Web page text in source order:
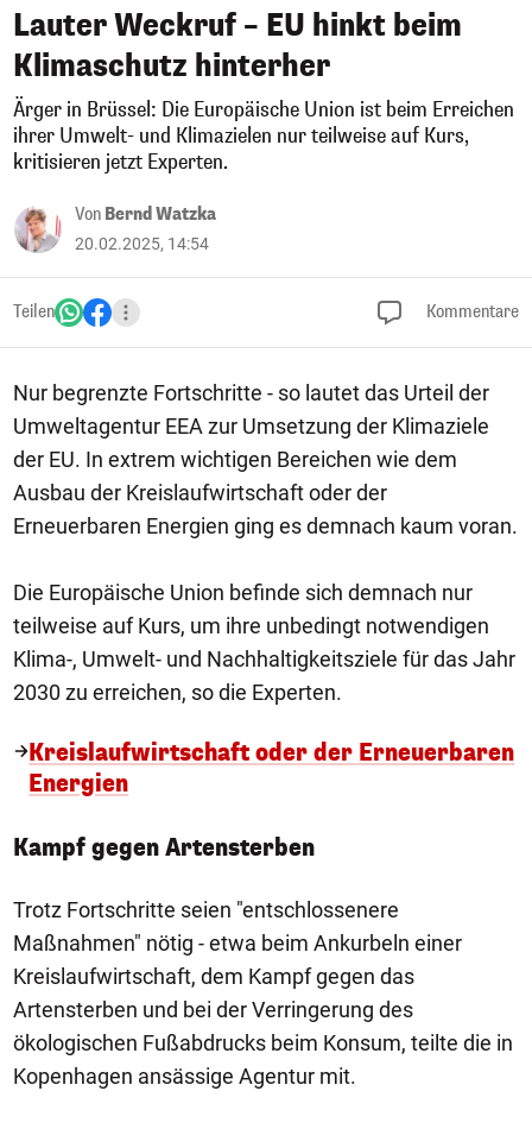
Lauter Weckruf – EU hinkt beim
Klimaschutz hinterher
Ärger in Brüssel: Die Europäische Union ist beim Erreichen
ihrer Umwelt- und Klimazielen nur teilweise auf Kurs,
kritisieren jetzt Experten.
Von Bernd Watzka
20.02.2025, 14:54
Teilen Kommentare
Nur begrenzte Fortschritte - so lautet das Urteil der
Umweltagentur EEA zur Umsetzung der Klimaziele
der EU. In extrem wichtigen Bereichen wie dem
Ausbau der Kreislaufwirtschaft oder der
Erneuerbaren Energien ging es demnach kaum voran.
Die Europäische Union befinde sich demnach nur
teilweise auf Kurs, um ihre unbedingt notwendigen
Klima-, Umwelt- und Nachhaltigkeitsziele für das Jahr
2030 zu erreichen, so die Experten.
Kreislaufwirtschaft oder der Erneuerbaren
Energien
Kampf gegen Artensterben
Trotz Fortschritte seien "entschlossenere
Maßnahmen" nötig - etwa beim Ankurbeln einer
Kreislaufwirtschaft, dem Kampf gegen das
Artensterben und bei der Verringerung des
ökologischen Fußabdrucks beim Konsum, teilte die in
Kopenhagen ansässige Agentur mit.